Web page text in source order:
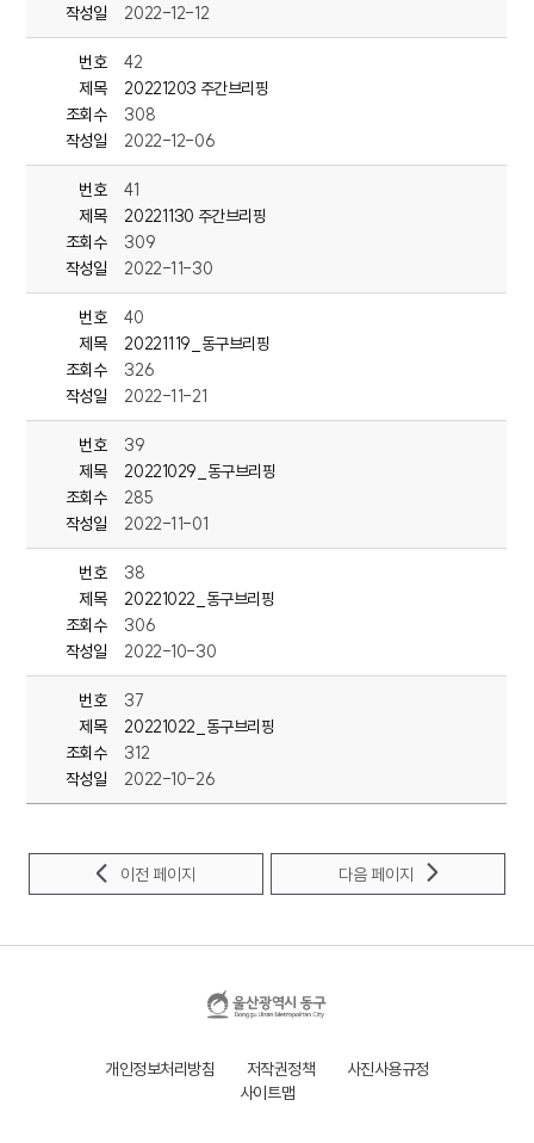
---<단신>제1회 울산 동구 대왕암 창업경진대회 개최
동구청은 지난 7일 청 중강당에서
‘제1회 동구 대왕암 창업경진대회’를 개최했습니다.
이번 대회는 현대중공업 재*퇴직자를 포함해
모두 12개팀이 본선에 올라 창업 아이디어를 선보였으며
---<단신>동구 드림스타트‘놀이동산체험’프로그램
동구 드림스타트는 지난 3일
관내 드림스타트 아동과 가족을 대상으로
‘놀이동산체험‘프로그램을 진행했습니다.
이날 참여한 아동과 가족 74명은
롯데월드 어드벤처 부산을 방문해
가족나들이를 통한 화합의 시간을 가졌습니다.
---<단신>전하2동 통장회 경로당 방역 실시
동구 전하2동 행정복지센터와 통장회는 지난 7일
코로나19 감염 예방을 위해
전하2동 관내 경로당 6개소에 방역을 실시했습니다.
이날 전하2동 통장회는 어르신들이 쾌적한 환경에서
작성일
2022-12-12
번호
42
제목
20221203 주간브리핑
조회수
308
작성일
2022-12-06
번호
41
제목
20221130 주간브리핑
조회수
309
작성일
2022-11-30
번호
40
제목
20221119_동구브리핑
조회수
326
작성일
2022-11-21
번호
39
제목
20221029_동구브리핑
조회수
285
작성일
2022-11-01
번호
38
제목
20221022_동구브리핑
조회수
306
작성일
2022-10-30
번호
37
제목
20221022_동구브리핑
조회수
312
작성일
2022-10-26
이전 페이지 다음 페이지
개인정보처리방침 저작권정책
사진사용규정
사이트맵